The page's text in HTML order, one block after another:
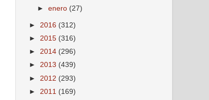
►enero (27)
► 2016 (312)
► 2015 (316)
► 2014 (296)
► 2013 (439)
► 2012 (293)
► 2011 (169)